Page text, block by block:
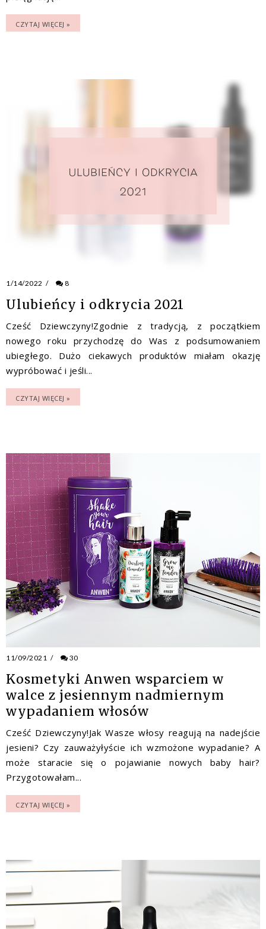
CZYTAJ WIĘCEJ »
1/14/2022 / 8
Ulubieńcy i odkrycia 2021
Cześć Dziewczyny!Zgodnie z tradycją, z początkiem
nowego roku przychodzę do Was z podsumowaniem
ubiegłego. Dużo ciekawych produktów miałam okazję
wypróbować i jeśli...
CZYTAJ WIĘCEJ »
11/09/2021 / 30
Kosmetyki Anwen wsparciem w
walce z jesiennym nadmiernym
wypadaniem włosów
Cześć Dziewczyny!Jak Wasze włosy reagują na nadejście
jesieni? Czy zauważyłyście ich wzmożone wypadanie? A
może staracie się o pojawianie nowych baby hair?
Przygotowałam...
CZYTAJ WIĘCEJ »